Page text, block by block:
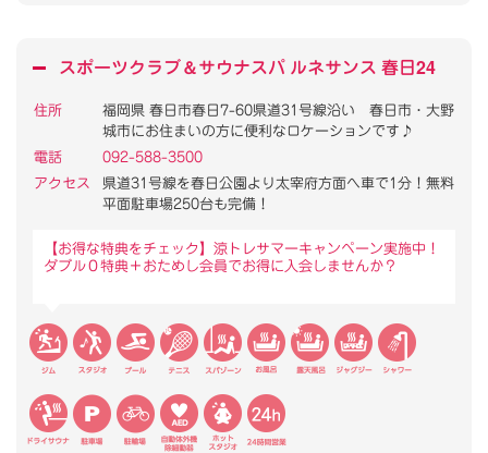
スポーツクラブ＆サウナスパ ルネサンス 春日24
住所
福岡県 春日市春日7-60県道31号線沿い 春日市・大野
城市にお住まいの方に便利なロケーションです♪
電話
092-588-3500
アクセス
県道31号線を春日公園より太宰府方面へ車で1分！無料
平面駐車場250台も完備！
【お得な特典をチェック】涼トレサマーキャンペーン実施中！
ダブル０特典＋おためし会員でお得に入会しませんか？